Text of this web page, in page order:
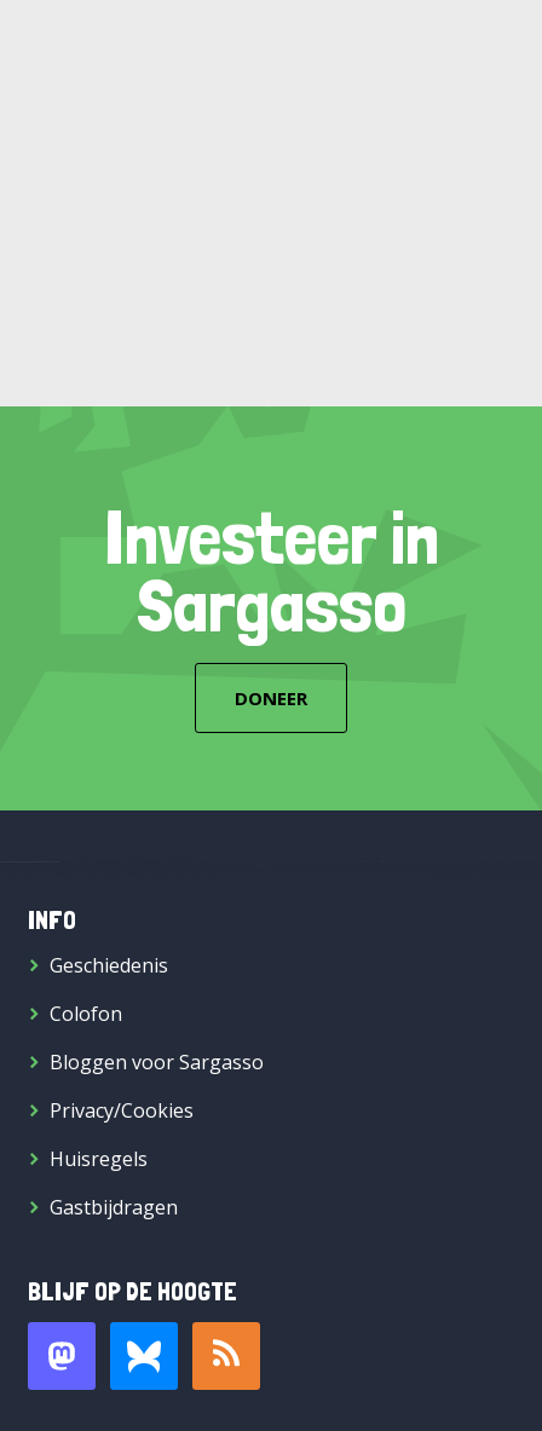
Investeer in
Sargasso
DONEER
INFO
Geschiedenis
Colofon
Bloggen voor Sargasso
Privacy/Cookies
Huisregels
Gastbijdragen
BLIJF OP DE HOOGTE